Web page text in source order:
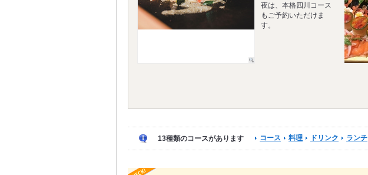
夜は、本格四川コース
もご予約いただけま
す。
13種類のコースがあります コース 料理 ドリンク ランチ